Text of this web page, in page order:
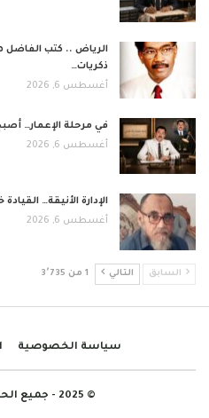
الرياض .. كتب الفاضل
ذكريات…
أغسطس 6, 2026
في مرحلة الإعمار…
أغسطس 6, 2026
الإدارة الأنيقة…
أغسطس 6, 2026
السابق التالي 1 من 3٬735
سياسة الخصوصية
© 2025 - جميع الحقوق محفوظة.